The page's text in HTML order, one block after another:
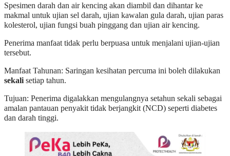
Spesimen darah dan air kencing akan diambil dan dihantar ke
makmal untuk ujian sel darah, ujian kawalan gula darah, ujian paras
kolesterol, ujian fungsi buah pinggang dan ujian air kencing.
Penerima manfaat tidak perlu berpuasa untuk menjalani ujian-ujian
tersebut.
Manfaat Tahunan: Saringan kesihatan percuma ini boleh dilakukan
sekalisetiap tahun.
Tujuan: Penerima digalakkan mengulangnya setahun sekali sebagai
amalan pantauan penyakit tidak berjangkit (NCD) seperti diabetes
dan darah tinggi.